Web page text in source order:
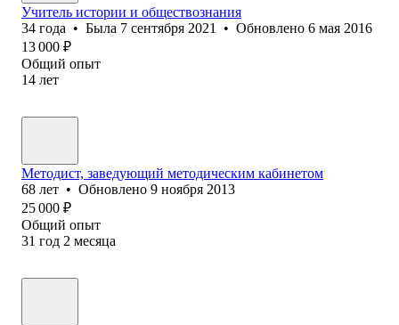
Учитель истории и обществознания
34 года • Была 7 сентября 2021 • Обновлено 6 мая 2016
13 000 ₽
Общий опыт
14 лет
Методист, заведующий методическим кабинетом
68 лет • Обновлено 9 ноября 2013
25 000 ₽
Общий опыт
31 год 2 месяца